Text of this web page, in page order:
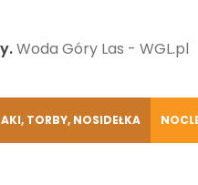
Woda Góry Las - WGL.pl
TORBY, NOSIDEŁKA